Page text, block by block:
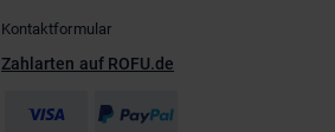
Kontaktformular
Zahlarten auf ROFU.de